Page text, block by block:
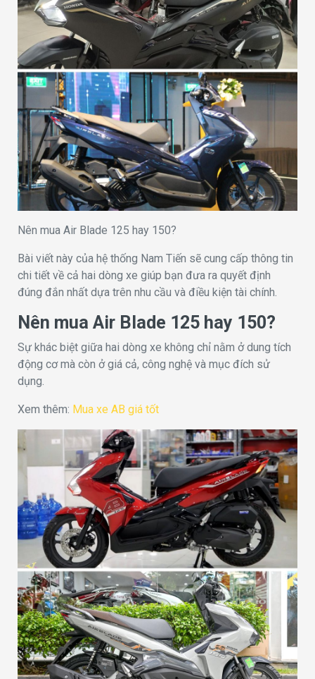
Nên mua Air Blade 125 hay 150?
Bài viết này của hệ thống Nam Tiến sẽ cung cấp thông tin
chi tiết về cả hai dòng xe giúp bạn đưa ra quyết định
đúng đắn nhất dựa trên nhu cầu và điều kiện tài chính.
Nên mua Air Blade 125 hay 150?
Sự khác biệt giữa hai dòng xe không chỉ nằm ở dung tích
động cơ mà còn ở giá cả, công nghệ và mục đích sử
dụng.
Xem thêm: Mua xe AB giá tốt